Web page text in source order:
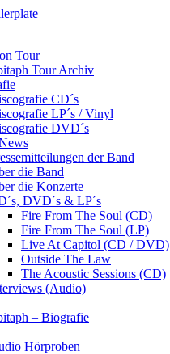
Tour
Tour Archiv
CD´s
LP´s / Vinyl
DVD´s
der Band
die Band
die Konzerte
DVD´s & LP´s
Fire From The Soul (CD)
Fire From The Soul (LP)
Live At Capitol (CD / DVD)
Outside The Law
The Acoustic Sessions (CD)
(Audio)
– Biografie
Hörproben